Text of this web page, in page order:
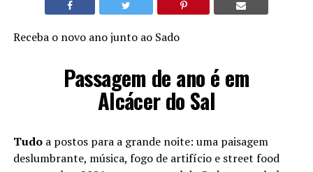
Receba o novo ano junto ao Sado
Passagem de ano é em
Alcácer do Sal
Tudoa postos para a grande noite: uma paisagem
deslumbrante, música, fogo de artifício e street food